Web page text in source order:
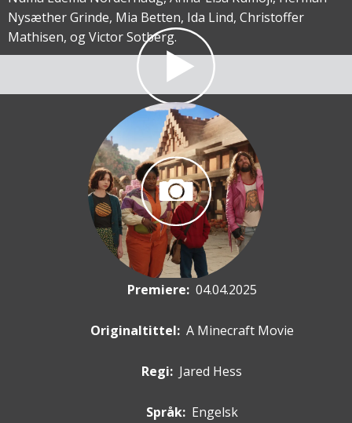
Nysæther Grinde, Mia Betten, Ida Lind, Christoffer
Mathisen, og Victor Sotberg.
Premiere: 04.04.2025
Originaltittel: A Minecraft Movie
Regi: Jared Hess
Språk: Engelsk